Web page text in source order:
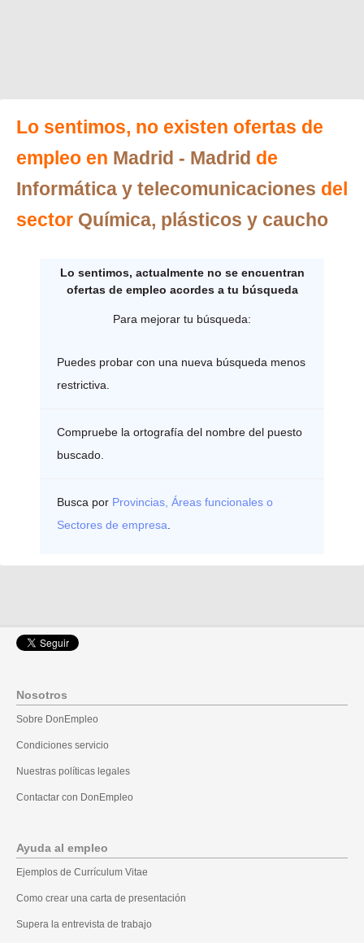
Lo sentimos, no existen ofertas de
empleo en Madrid - Madrid de
Informática y telecomunicaciones del
sector Química, plásticos y caucho
Lo sentimos, actualmente no se encuentran
ofertas de empleo acordes a tu búsqueda
Para mejorar tu búsqueda:
Puedes probar con una nueva búsqueda menos
restrictiva.
Compruebe la ortografía del nombre del puesto
buscado.
Busca por Provincias, Áreas funcionales o
Sectores de empresa
Nosotros
Sobre DonEmpleo
Condiciones servicio
Nuestras políticas legales
Contactar con DonEmpleo
Ayuda al empleo
Ejemplos de Currículum Vitae
Como crear una carta de presentación
Supera la entrevista de trabajo